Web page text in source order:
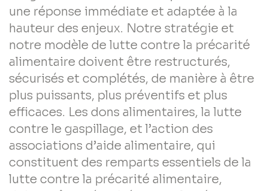
une réponse immédiate et adaptée à la
hauteur des enjeux. Notre stratégie et
notre modèle de lutte contre la précarité
alimentaire doivent être restructurés,
sécurisés et complétés, de manière à être
plus puissants, plus préventifs et plus
efficaces. Les dons alimentaires, la lutte
contre le gaspillage, et l’action des
associations d’aide alimentaire, qui
constituent des remparts essentiels de la
lutte contre la précarité alimentaire,